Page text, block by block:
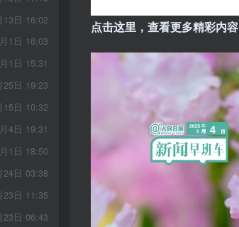
13日 16:02
1日 16:03
1日 15:31
25日 19:23
15日 10:32
4日 19:31
1日 18:50
24日 03:38
23日 11:35
23日 06:43
点击这里，查看更多精彩内容